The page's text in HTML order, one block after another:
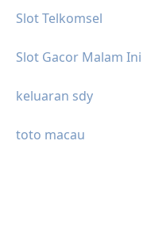
Slot Telkomsel
Slot Gacor Malam Ini
keluaran sdy
toto macau